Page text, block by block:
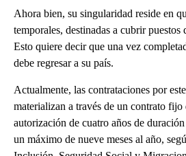
Ahora bien, su singularidad reside en
temporales, destinadas a cubrir puestos
Esto quiere decir que una vez
debe regresar a su país.
Actualmente, las contrataciones por
materializan a través de un contrato
autorización de cuatro años de
un máximo de nueve meses al año,